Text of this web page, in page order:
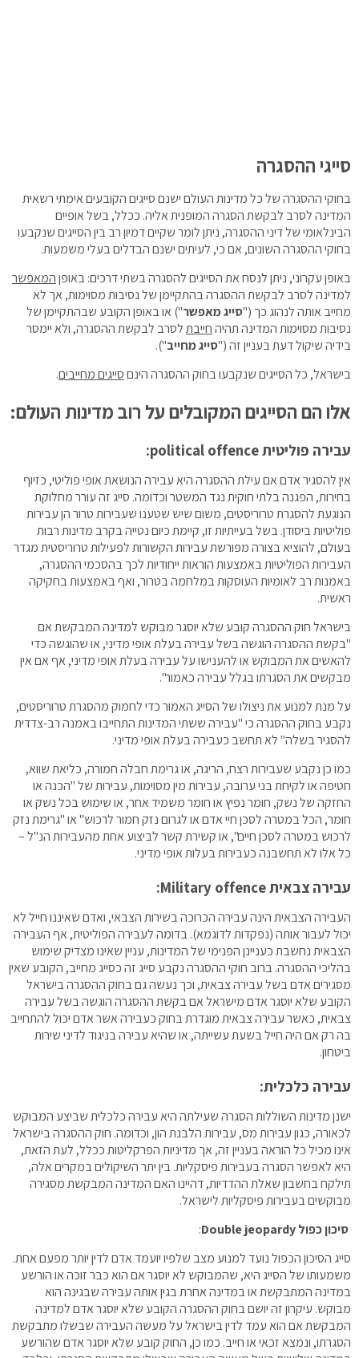
סייגי ההסגרה
בחוקי ההסגרה של כל מדינות העולם ישנם סייגים הקובעים אימתי רשאית
המדינה לסרב לבקשת הסגרה המופנית אליה. ככלל, בשל אופיים
הבינלאומי של דיני ההסגרה, ניתן לומר שקיים דמיון רב בין הסייגים שנקבעו
בחוקי ההסגרה השונים, אם כי, לעיתים ישנם הבדלים בעלי משמעות.
באופן עקרוני, ניתן לנסח את הסייגים להסגרה בשתי דרכים: באופןהמאפשר
למדינה לסרב לבקשת ההסגרה בהתקיימן של נסיבות מסוימות, אך לא
מחייב אותה לנהוג כך ("סייג מאפשר") או באופן הקובע שבהתקיימן של
נסיבות מסוימות המדינה תהיהחייבתלסרב לבקשת ההסגרה, ולא יימסר
בידיה שיקול דעת בעניין זה ("סייג מחייב").
בישראל, כל הסייגים שנקבעו בחוק ההסגרה הינםסייגים מחייבים.
אלו הם הסייגים המקובלים על רוב מדינות העולם:
עבירה פוליטיתpolitical offence
:
אין להסגיר אדם אם עילת ההסגרה היא עבירה הנושאת אופי פוליטי, כזיוף
בחירות, הפגנה בלתי חוקית נגד המשטר וכדומה. סייג זה עורר מחלוקת
הנוגעת להסגרת טרוריסטים, משום שיש שטענו שעבירות טרור הן עבירות
פוליטיות ביסודן. בשל בעייתיות זו, קיימת כיום נטייה בקרב מדינות רבות
בעולם, להוציא בצורה מפורשת עבירות הקשורות לפעילות טרוריסטית מגדר
העבירות הפוליטיות באמצעות הוראות ייחודיות לכך בהסכמי ההסגרה,
באמנות רב לאומיות העוסקות במלחמה בטרור, ואף באמצעות בחקיקה
ראשית.
בישראל חוק ההסגרה קובע שלא יוסגר מבוקש למדינה המבקשת אם
"בקשת ההסגרה הוגשה בשל עבירה בעלת אופי מדיני, או שהוגשה כדי
להאשים את המבוקש או להענישו על עבירה בעלת אופי מדיני, אף אם אין
מבקשים את הסגרתו בגלל עבירה כאמור".
על מנת למנוע את ניצולו של הסייג האמור כדי לחמוק מהסגרת טרוריסטים,
נקבע בחוק ההסגרה כי "עבירה ששתי המדינות התחייבו באמנה רב-צדדית
להסגיר בשלה" לא תחשב כעבירה בעלת אופי מדיני.
כמו כן נקבע שעבירות רצח, הריגה, או גרימת חבלה חמורה, כליאת שווא,
חטיפה או לקיחת בני ערובה, עבירות מין מסוימות, עבירות של "הכנה או
החזקה של נשק, חומר נפיץ או חומר משמיד אחר, או שימוש בכל נשק או
חומר, הכל במטרה לסכן חיי אדם או לגרום נזק חמור לרכוש" או "גרימת נזק
לרכוש במטרה לסכן חיים", או קשירת קשר לביצוע אחת מהעבירות הנ"ל –
כל אלו לא תחשבנה כעבירות בעלות אופי מדיני.
עבירה צבאיתMilitary offence
:
העבירה הצבאית הינה עבירה הכרוכה בשירות הצבאי, ואדם שאיננו חייל לא
יכול לעבור אותה (נפקדות לדוגמא). בדומה לעבירה הפוליטית, אף העבירה
הצבאית נחשבת כעניינן הפנימי של המדינות, עניין שאינו מצדיק שימוש
בהליכי ההסגרה. ברוב חוקי ההסגרה נקבע סייג זה כסייג מחייב, הקובע שאין
מסגירים אדם בשל עבירה צבאית, וכך נעשה גם בחוק ההסגרה בישראל
הקובע שלא יוסגר אדם מישראל אם בקשת ההסגרה הוגשה בשל עבירה
צבאית, כאשר עבירה צבאית מוגדרת בחוק כעבירה אשר אדם יכול להתחייב
בה רק אם היה חייל בשעת עשייתה, או שהיא עבירה בניגוד לדיני שירות
ביטחון.
עבירה כלכלית:
ישנן מדינות השוללות הסגרה שעילתה היא עבירה כלכלית שביצע המבוקש
לכאורה, כגון עבירות מס, עבירות הלבנת הון, וכדומה. חוק ההסגרה בישראל
אינו מכיל כל הוראה בעניין זה, אך מדיניות הפרקליטות ככלל, לעת הזאת,
היא לאפשר הסגרה בעבירות פיסקליות. בין יתר השיקולים במקרים אלה,
תילקח בחשבון שאלת ההדדיות, דהיינו האם המדינה המבקשת מסגירה
מבוקשים בעבירות פיסקליות לישראל.
סיכון כפולDouble jeopardy
:
סייג הסיכון הכפול נועד למנוע מצב שלפיו יועמד אדם לדין יותר מפעם אחת.
משמעותו של הסייג היא, שהמבוקש לא יוסגר אם הוא כבר זוכה או הורשע
במדינה המתבקשת או במדינה אחרת בגין אותה עבירה שבגינה הוא
מבוקש. עיקרון זה יושם בחוק ההסגרה הקובע שלא יוסגר אדם למדינה
המבקשת אם הוא עמד לדין בישראל על מעשה העבירה שבשלו מתבקשת
הסגרתו, ונמצא זכאי או חייב. כמו כן, החוק קובע שלא יוסגר אדם שהורשע